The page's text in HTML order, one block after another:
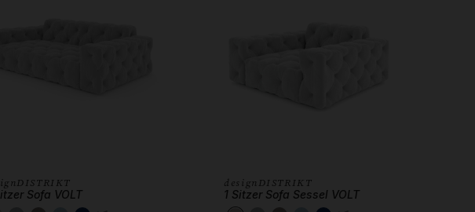
Sofa VOLT
designDISTRIKT
1 Sitzer Sofa Sessel VOLT